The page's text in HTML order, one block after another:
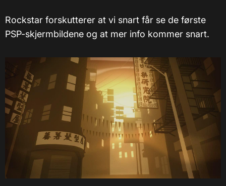
Rockstar forskutterer at vi snart får se de første
PSP-skjermbildene og at mer info kommer snart.